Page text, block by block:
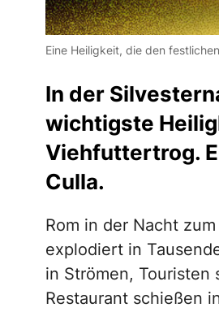
Eine Heiligkeit, die den
In der
wichtigste
Viehfuttertrog.
Culla.
Rom in der Nacht
explodiert in
in Strömen, Touristen
Restaurant schießen